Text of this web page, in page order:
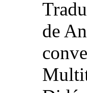
de